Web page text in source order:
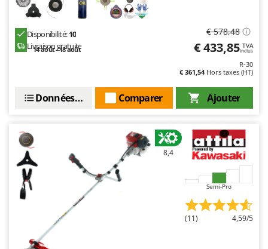
Disponibilité:10
Livraison gratuite
14 août - 18 août
€ 578,48
€ 433,85 TVA
Inclus
R-30
€ 361,54Hors taxes (HT)
Ajouter
Comparer
Données techniques
8,4
Semi-Pro
(11) 4,59/5